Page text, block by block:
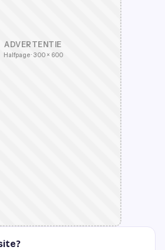
ADVERTENTIE
Halfpage · 300 × 600